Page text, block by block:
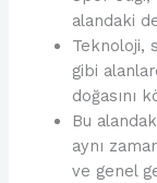
alandaki
Teknoloji,
gibi
doğasını
Bu
aynı
ve genel